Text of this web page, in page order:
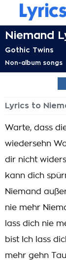
Niemand
Gothic Twins
Non-album songs
Lyrics to
Warte, dass
wiedersehn
dir nicht
kann dich
Niemand
nie mehr
lass dich nie
bist Ich lass
mehr gehn